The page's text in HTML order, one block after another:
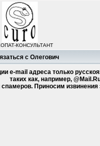
КОНСУЛЬТАНТ
с Олегович
e-mail адреса только
таких как, например,
Приносим